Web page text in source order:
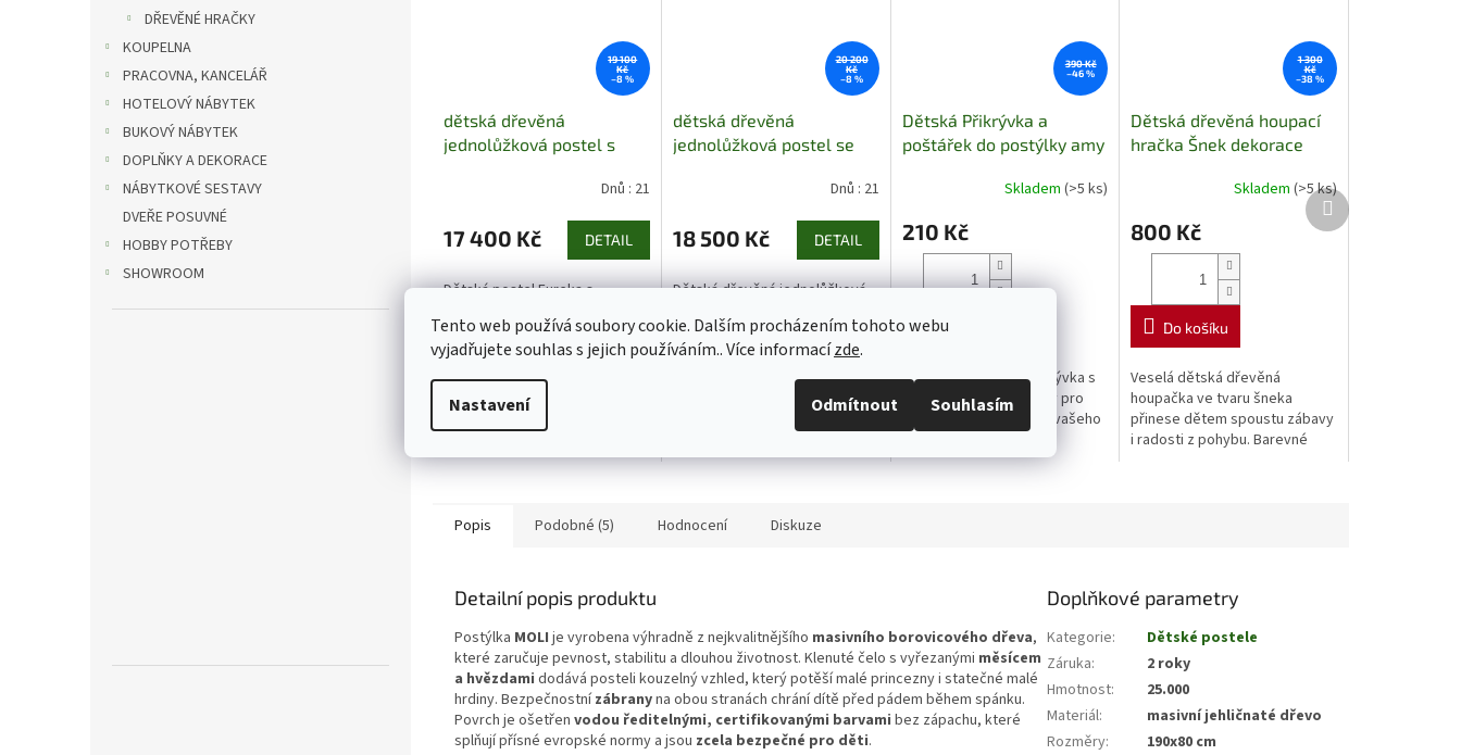
Tento web používá soubory cookie. Dalším procházením tohoto webu
vyjadřujete souhlas s jejich používáním.. Více informacízde.
Nastavení Odmítnout Souhlasím
DŘEVĚNÉ HRAČKY
KOUPELNA
PRACOVNA, KANCELÁŘ
HOTELOVÝ NÁBYTEK
BUKOVÝ NÁBYTEK
DOPLŇKY A DEKORACE
NÁBYTKOVÉ SESTAVY
DVEŘE POSUVNÉ
HOBBY POTŘEBY
SHOWROOM
19 100
Kč
–8 %
dětská dřevěná
jednolůžková postel s
Dnů : 21
17 400 Kč DETAIL
Dětská postel Eureka s
a kvalitní řešeníJednolůžková
postel z masivního dřeva, která
praktičnost. Úložný prostor
pod postelí je...
20 200
Kč
–8 %
dětská dřevěná
jednolůžková postel se
prostorem Bingo chalup
Dnů : 21
18 500 Kč DETAIL
Dětská dřevěná jednolůžková
bezpečným řešením pro
dětský pokoj. Díky ochranné
390 Kč
–46 %
Dětská Přikrývka a
poštářek do postýlky amy
Skladem(>5 ks)
210 Kč
Do košíku
Měkká a prodyšná přikrývka s
polštářkem do postýlky pro
klidný a zdravý spánek vašeho
1 300
Kč
–38 %
Dětská dřevěná houpací
hračka Šnek dekorace
houpačka pro děti do
Skladem (>5 ks)
800 Kč
Do košíku
Veselá dětská dřevěná
houpačka ve tvaru šneka
přinese dětem spoustu zábavy
i radosti z pohybu. Barevné
Další
produkt
Popis Podobné (5) Hodnocení Diskuze
Detailní popis produktu
Postýlka MOLI je vyrobena výhradně z nejkvalitnějšího masivního borovicového dřeva,
které zaručuje pevnost, stabilitu a dlouhou životnost. Klenuté čelo s vyřezanými měsícem
a hvězdami dodává posteli kouzelný vzhled, který potěší malé princezny i statečné malé
hrdiny. Bezpečnostnízábranyna obou stranách chrání dítě před pádem během spánku.
Povrch je ošetřen vodou ředitelnými, certifikovanými barvami bez zápachu, které
splňují přísné evropské normy a jsou zcela bezpečné pro děti.
Doplňkové parametry
Kategorie:
Dětské postele
Záruka:
2 roky
Hmotnost:
25.000
Materiál:
masivní jehličnaté dřevo
Rozměry:
190x80 cm